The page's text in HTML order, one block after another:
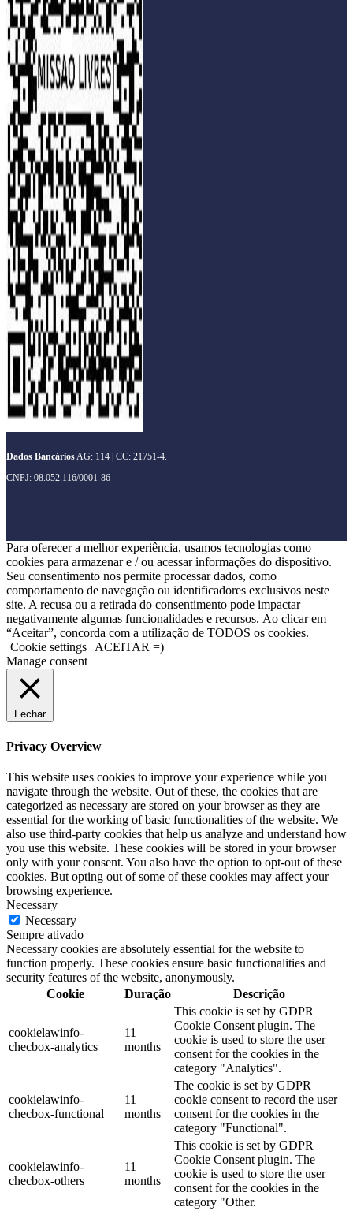
Dados BancáriosAG: 114 | CC: 21751-4.
CNPJ: 08.052.116/0001-86
Para oferecer a melhor experiência, usamos tecnologias como
cookies para armazenar e / ou acessar informações do dispositivo.
Seu consentimento nos permite processar dados, como
comportamento de navegação ou identificadores exclusivos neste
site. A recusa ou a retirada do consentimento pode impactar
negativamente algumas funcionalidades e recursos. Ao clicar em
“Aceitar”, concorda com a utilização de TODOS os cookies.
Cookie settings ACEITAR =)
Manage consent
Fechar
Privacy Overview
This website uses cookies to improve your experience while you
navigate through the website. Out of these, the cookies that are
categorized as necessary are stored on your browser as they are
essential for the working of basic functionalities of the website. We
also use third-party cookies that help us analyze and understand how
you use this website. These cookies will be stored in your browser
only with your consent. You also have the option to opt-out of these
cookies. But opting out of some of these cookies may affect your
browsing experience.
Necessary
Necessary
Sempre ativado
Necessary cookies are absolutely essential for the website to
function properly. These cookies ensure basic functionalities and
security features of the website, anonymously.
Cookie
Duração Descrição
cookielawinfo-
checbox-analytics
11
months
This cookie is set by GDPR
Cookie Consent plugin. The
cookie is used to store the user
consent for the cookies in the
category "Analytics".
cookielawinfo-
checbox-functional
11
months
The cookie is set by GDPR
cookie consent to record the user
consent for the cookies in the
category "Functional".
cookielawinfo-
checbox-others
11
months
This cookie is set by GDPR
Cookie Consent plugin. The
cookie is used to store the user
consent for the cookies in the
category "Other.